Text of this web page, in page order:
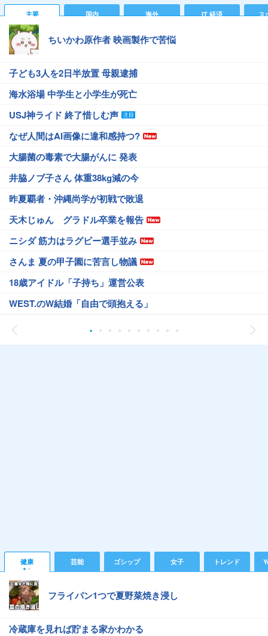
主要 国内 海外 IT 経済 ス
ちいかわ原作者 映画製作で苦悩
子ども3人を2日半放置 母親逮捕
海水浴場 中学生と小学生が死亡
USJ神ライド 終了惜しむ声
なぜ人間はAI画像に違和感持つ?
大腸菌の毒素で大腸がんに 発表
井脇ノブ子さん 体重38kg減の今
昨夏覇者・沖縄尚学が初戦で敗退
天木じゅん グラドル卒業を報告
ニシダ 筋力はラグビー選手並み
さんま 夏の甲子園に苦言し物議
18歳アイドル「子持ち」運営公表
WEST.のW結婚「自由で頭抱える」
健康 芸能 ゴシップ 女子 トレンド
フライパン1つで夏野菜焼き浸し
冷蔵庫を見れば貯まる家かわかる